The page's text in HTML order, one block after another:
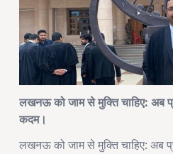
लखनऊ को जाम से मुक्ति चाहिए: अब
कदम।
लखनऊ को जाम से मुक्ति चाहिए: अब